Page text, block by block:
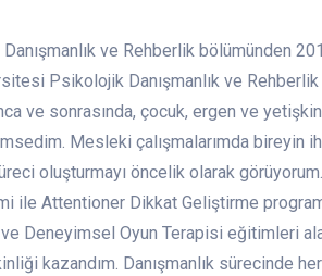
ve Rehberlik bölümünden
Psikolojik Danışmanlık ve Rehberlik
ve sonrasında, çocuk, ergen ve
Mesleki çalışmalarımda bireyin
oluşturmayı öncelik olarak
ile Attentioner Dikkat Geliştirme
ve Deneyimsel Oyun Terapisi eğitimleri
kazandım. Danışmanlık sürecinde